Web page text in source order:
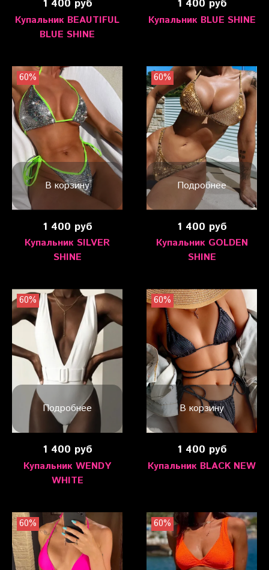
1 400 руб
Купальник BEAUTIFUL
BLUE SHINE
1 400 руб
Купальник BLUE SHINE
В корзину
60%
1 400 руб
Купальник SILVER
SHINE
Подробнее
60%
1 400 руб
Купальник GOLDEN
SHINE
Подробнее
60%
1 400 руб
Купальник WENDY
WHITE
В корзину
60%
1 400 руб
Купальник BLACK NEW
60% 60%